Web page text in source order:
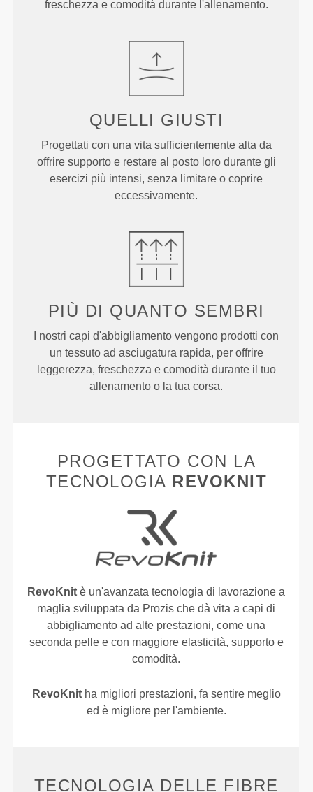
freschezza e comodità durante l'allenamento.
QUELLI GIUSTI
Progettati con una vita sufficientemente alta da
offrire supporto e restare al posto loro durante gli
esercizi più intensi, senza limitare o coprire
eccessivamente.
PIÙ DI QUANTO SEMBRI
I nostri capi d'abbigliamento vengono prodotti con
un tessuto ad asciugatura rapida, per offrire
leggerezza, freschezza e comodità durante il tuo
allenamento o la tua corsa.
PROGETTATO CON LA
TECNOLOGIA REVOKNIT
RevoKnit è un'avanzata tecnologia di lavorazione a
maglia sviluppata da Prozis che dà vita a capi di
abbigliamento ad alte prestazioni, come una
seconda pelle e con maggiore elasticità, supporto e
comodità.
RevoKnitha migliori prestazioni, fa sentire meglio
ed è migliore per l'ambiente.
TECNOLOGIA DELLE FIBRE